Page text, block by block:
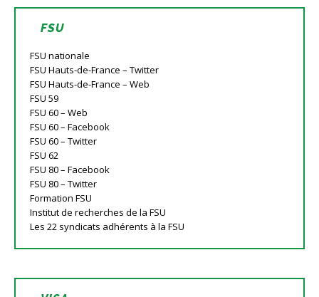
FSU
FSU nationale
FSU Hauts-de-France – Twitter
FSU Hauts-de-France – Web
FSU 59
FSU 60 – Web
FSU 60 – Facebook
FSU 60 – Twitter
FSU 62
FSU 80 – Facebook
FSU 80 – Twitter
Formation FSU
Institut de recherches de la FSU
Les 22 syndicats adhérents à la FSU